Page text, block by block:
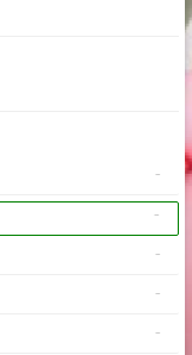
-
-
-
-
-